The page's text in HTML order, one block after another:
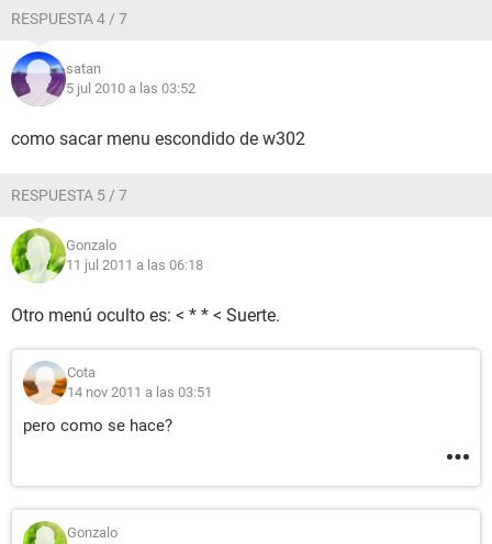
RESPUESTA 4 / 7
satan
5 jul 2010 a las 03:52
como sacar menu escondido de w302
RESPUESTA 5 / 7
Gonzalo
11 jul 2011 a las 06:18
Otro menú oculto es: < * * < Suerte.
Cota
14 nov 2011 a las 03:51
pero como se hace?
Gonzalo